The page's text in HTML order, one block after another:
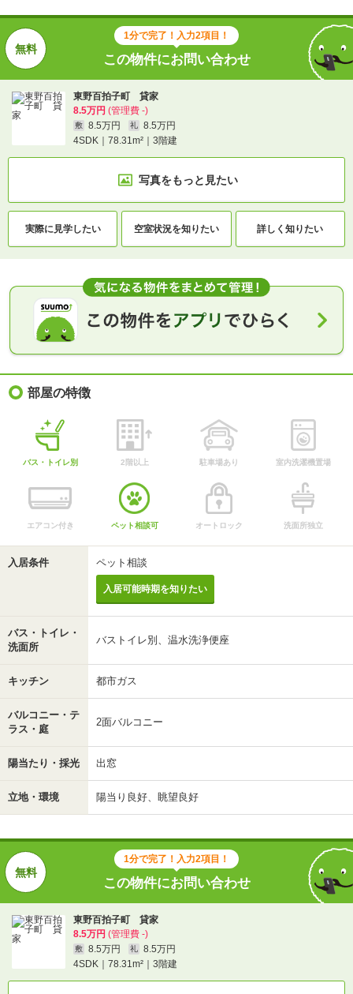
1分で完了！入力2項目！
この物件にお問い合わせ
東野百拍子町 貸家
8.5万円 (管理費 -)
敷 8.5万円 礼
8.5万円
4SDK｜78.31m²｜3階建
写真をもっと見たい
実際に 見学したい 空室状況を知りたい 詳しく知りたい
部屋の特徴
バス・トイレ別 2階以上 駐車場あり 室内洗濯機置場
エアコン付き ペット相談可 オートロック 洗面所独立
入居条件 ペット相談
入居可能時期を知りたい
バス・トイレ・
洗面所
バストイレ別、温水洗浄便座
キッチン 都市ガス
バルコニー・テ
ラス・庭
2面バルコニー
陽当たり・採光 出窓
立地・環境 陽当り良好、眺望良好
1分で完了！入力2項目！
この物件にお問い合わせ
東野百拍子町 貸家
8.5万円 (管理費 -)
敷 8.5万円 礼
8.5万円
4SDK｜78.31m²｜3階建